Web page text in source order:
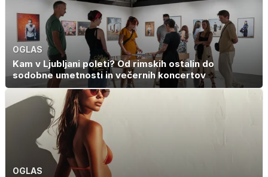
OGLAS
Kam v Ljubljani poleti? Od rimskih ostalin do
sodobne umetnosti in večernih koncertov
OGLAS